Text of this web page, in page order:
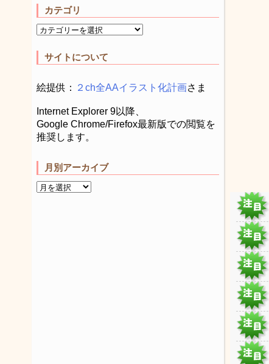
カテゴリ
サイトについて
絵提供： ２ch全AAイラスト化計画さま
Internet Explorer 9以降、
Google Chrome/Firefox最新版での閲覧を
推奨します。
月別アーカイブ